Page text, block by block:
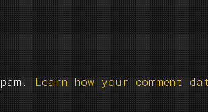
Learn how your comment